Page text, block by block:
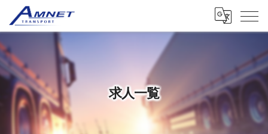
求人一覧